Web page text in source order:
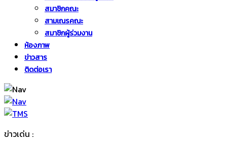
สมาชิกคณะ
สามเณรคณะ
สมาชิกผู้ร่วมงาน
ห้องภาพ
ข่าวสาร
ติดต่อเรา
ข่าวเด่น :